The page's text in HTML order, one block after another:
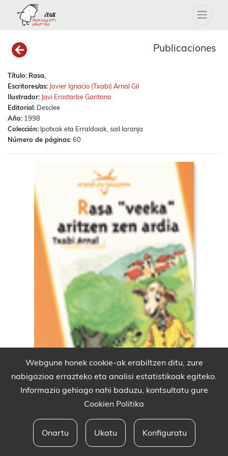
Publicaciones
Título: Rasa,
Escritores/as: Javier Ignacio (Txabi) Arnal Gil
Ilustrador: Javi Erostarbe Garitano
Editorial: Desclee
Año: 1998
Colección: Ipotxak eta Erraldoiak, sail laranja
Número de páginas:60
Webgune honek cookie-ak erabiltzen ditu, zure
nabigazioa errazteko eta analisi estatistikoak egiteko.
Informazio gehiago nahi baduzu, kontsultatu gure
Cookien Politika
Onartu Ukatu Konfiguratu